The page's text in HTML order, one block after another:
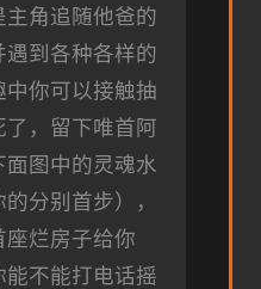
角追随他爸的
到各种各样的
中你可以接触抽
，留下唯首阿
图中的灵魂水
分别首步），
座烂房子给你
能不能打电话摇